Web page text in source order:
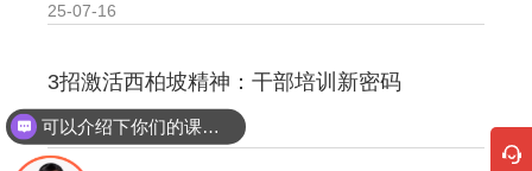
25-07-16
3招激活西柏坡精神：干部培训新密码
25-07-16 可以介绍下你们的课程吗？